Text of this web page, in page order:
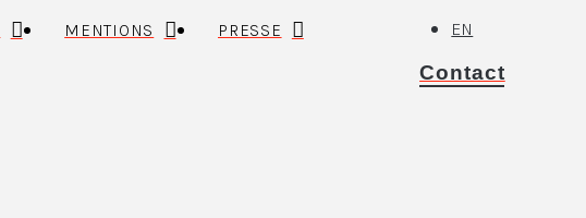
MENTIONS PRESSE EN
Contact